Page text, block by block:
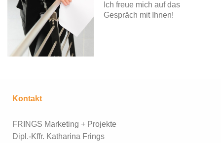
Ich freue mich auf das
Gespräch mit Ihnen!
Kontakt
FRINGS Marketing + Projekte
Dipl.-Kffr. Katharina Frings